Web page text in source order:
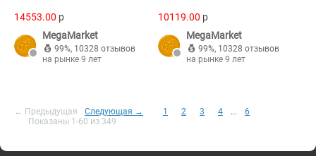
14553.00 p
MegaMarket
99%, 10328 отзывов
на рынке 9 лет
10119.00 p
MegaMarket
99%, 10328 отзывов
на рынке 9 лет
← Предыдущая Следующая → 1 2 3 4 ...
6
Показаны 1-60 из 349